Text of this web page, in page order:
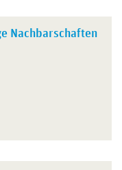
Nachbarschaften